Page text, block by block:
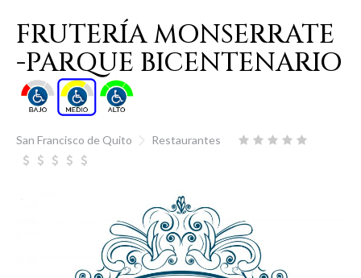
FRUTERÍA MONSERRATE
-PARQUE BICENTENARIO
San Francisco de Quito Restaurantes